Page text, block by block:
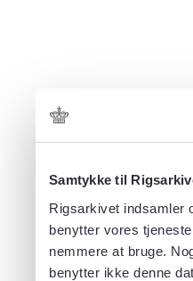
Samtykke til
Rigsarkivet indsamler
benytter vores
nemmere at bruge.
benytter ikke denne